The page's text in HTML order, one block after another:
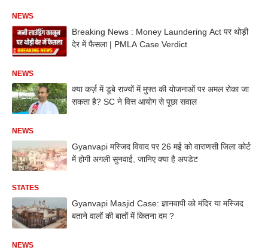
NEWS
Breaking News : Money Laundering Act पर थोड़ी
देर में फैसला | PMLA Case Verdict
NEWS
क्या कर्ज़ में डूबे राज्यों में मुफ्त की योजनाओं पर अमल रोका जा
सकता है? SC ने वित्त आयोग से पूछा सवाल
NEWS
Gyanvapi मस्जिद विवाद पर 26 मई को वाराणसी जिला कोर्ट
में होगी अगली सुनवाई, जानिए क्या है अपडेट
STATES
Gyanvapi Masjid Case: ज्ञानवापी को मंदिर या मस्जिद
बताने वालों की बातों में कितना दम ?
NEWS